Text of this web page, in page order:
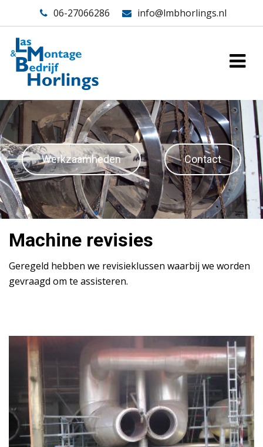
06-27066286 info@lmbhorlings.nl
Werkzaamheden Contact
Machine revisies
Geregeld hebben we revisieklussen waarbij we worden
gevraagd om te assisteren.